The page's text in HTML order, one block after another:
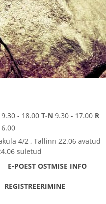
9.30 - 18.00 T-N 9.30 - 17.00 R
4/2 , Tallinn 22.06 avatud
suletud
E-POEST OSTMISE INFO
REGISTREERIMINE